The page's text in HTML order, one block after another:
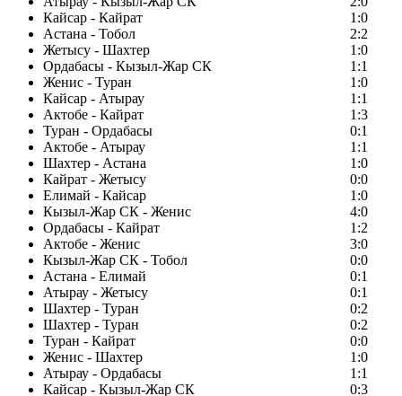
Кайсар - Кайрат
1:0
Астана - Тобол
2:2
Жетысу - Шахтер
1:0
Ордабасы - Кызыл-Жар СК
1:1
Женис - Туран
1:0
Кайсар - Атырау
1:1
Актобе - Кайрат
1:3
Туран - Ордабасы
0:1
Актобе - Атырау
1:1
Шахтер - Астана
1:0
Кайрат - Жетысу
0:0
Елимай - Кайсар
1:0
Кызыл-Жар СК - Женис
4:0
Ордабасы - Кайрат
1:2
Актобе - Женис
3:0
Кызыл-Жар СК - Тобол
0:0
Астана - Елимай
0:1
Атырау - Жетысу
0:1
Шахтер - Туран
0:2
Шахтер - Туран
0:2
Туран - Кайрат
0:0
Женис - Шахтер
1:0
Атырау - Ордабасы
1:1
Кайсар - Кызыл-Жар СК
0:3